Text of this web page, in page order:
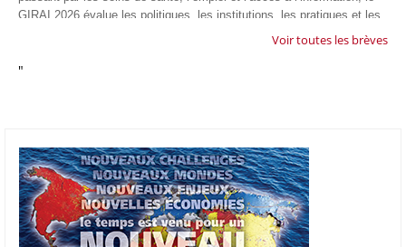
GIRAI 2026 évalue les politiques, les institutions, les pratiques et les
conditions générales de gouvernance qui favorisent un déploiement
technologie.
appliquée d'Afrique à À Accra, au Ghana. L'annonce a été faite
mercredi 1er juillet lors du premier Google Cloud Summit du groupe
américain, qui a également indiqué avoir dépassé son objectif
d'investir un milliard de dollars sur le continent en cinq ans. Baptisée
Google Africa Applied AI Lab, la structure sera hébergée à l'AI
Voir toutes les brèves
"